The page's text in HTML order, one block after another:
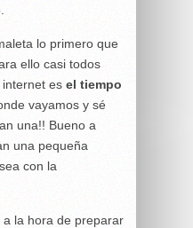
lo primero que
ello casi todos
es el tiempo
vayamos y sé
una!! Bueno a
una pequeña
con la
, a la hora de preparar